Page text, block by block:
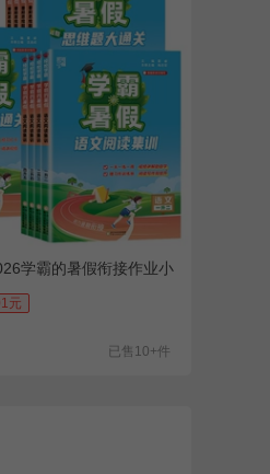
学霸的暑假衔接作业小
元
已售10+件